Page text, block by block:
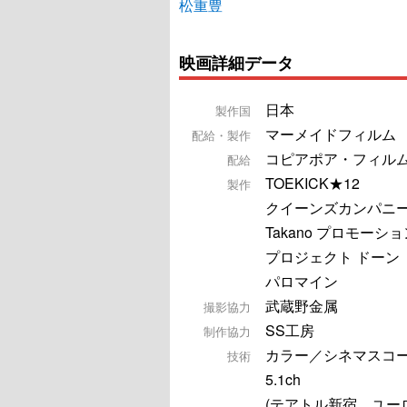
松重豊
映画詳細データ
製作国 日本
配給・製作 マーメイドフィルム
配給 コピアポア・フィル
製作
TOEKICK★12
クイーンズカンパニ
Takano プロモーショ
プロジェクト ドーン
パロマイン
撮影協力 武蔵野金属
制作協力 SS工房
技術
カラー／シネマスコ
5.1ch